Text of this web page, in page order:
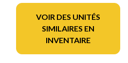
VOIR DES UNITÉS
SIMILAIRES EN
INVENTAIRE